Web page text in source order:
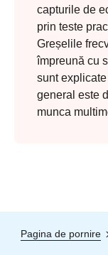
capturile de
prin teste
Greșelile
împreună cu
sunt
general este
munca
Pagina de pornire